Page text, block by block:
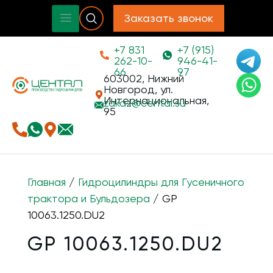
Заказать звонок
+7 831
262-10-
66
+7 (915)
946-41-
97
603002, Нижний
Новгород, ул.
Интернациональная,
95
zakaz@cental.su
Главная / Гидроцилиндры для Гусеничного
трактора и Бульдозера / GP
10063.1250.DU2
GP 10063.1250.DU2